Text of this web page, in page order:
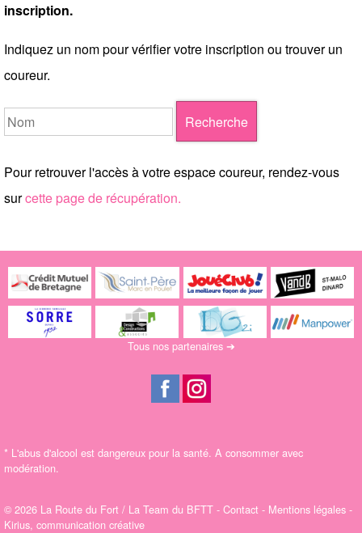
inscription.
Indiquez un nom pour vérifier votre inscription ou trouver un
coureur.
Recherche
Pour retrouver l'accès à votre espace coureur, rendez-vous
surcette page de récupération.
Tous nos partenaires ➔
* L'abus d'alcool est dangereux pour la santé. A consommer avec
modération.
© 2026 La Route du Fort / La Team du BFTT - Contact - Mentions légales -
Kirius, communication créative